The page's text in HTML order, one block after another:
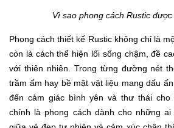
Vì sao phong cách Rustic
Phong cách thiết kế Rustic không chỉ là
còn là cách thể hiện lối sống chậm, đề
với thiên nhiên. Trong từng đường nét
trầm ấm hay bề mặt vật liệu mang dấu
đến cảm giác bình yên và thư thái cho
chính là phong cách dành cho những